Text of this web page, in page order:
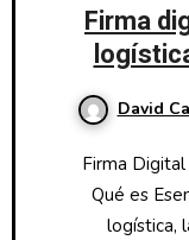
Firma
David
Firma Digital para Empresas de Logística: Por
Qué es
logística,